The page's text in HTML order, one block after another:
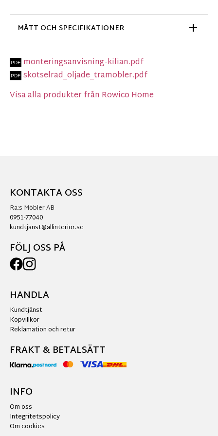
MÅTT OCH SPECIFIKATIONER
monteringsanvisning-kilian.pdf
skotselrad_oljade_tramobler.pdf
Visa alla produkter från Rowico Home
KONTAKTA OSS
Ra:s Möbler AB
0951-77040
kundtjanst@allinterior.se
FÖLJ OSS PÅ
HANDLA
Kundtjänst
Köpvillkor
Reklamation och retur
FRAKT & BETALSÄTT
INFO
Om oss
Integritetspolicy
Om cookies